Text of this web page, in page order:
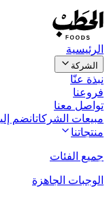
الرئيسية
الشركة
نبذة عنّا
فروعنا
تواصل معنا
مبيعات الشركاتانضم
منتجاتنا
جميع الفئات
الوجبات الجاهزة